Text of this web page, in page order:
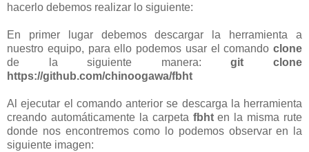
hacerlo debemos realizar lo siguiente:
En primer lugar debemos descargar la herramienta a
nuestro equipo, para ello podemos usar el comando clone
de la siguiente manera:git clone
https://github.com/chinoogawa/fbht
Al ejecutar el comando anterior se descarga la herramienta
creando automáticamente la carpeta fbhten la misma rute
donde nos encontremos como lo podemos observar en la
siguiente imagen: